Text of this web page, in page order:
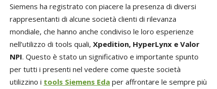
Siemens ha registrato con piacere la presenza di diversi
rappresentanti di alcune società clienti di rilevanza
mondiale, che hanno anche condiviso le loro esperienze
nell’utilizzo di tools quali, Xpedition, HyperLynx e Valor
NPI. Questo è stato un significativo e importante spunto
per tutti i presenti nel vedere come queste società
utilizzino i tools Siemens Eda per affrontare le sempre più